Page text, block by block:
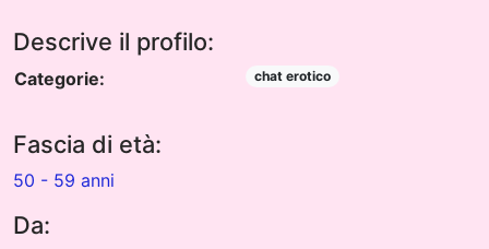
Descrive il profilo:
Categorie: chat erotico
Fascia di età:
50 - 59 anni
Da: